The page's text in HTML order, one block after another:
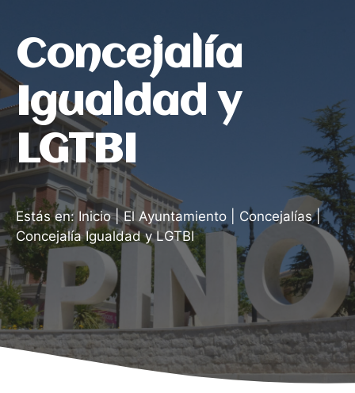
Concejalía
Igualdad y
LGTBI
Estás en: Inicio|El Ayuntamiento Concejalías|
Concejalía Igualdad y LGTBI